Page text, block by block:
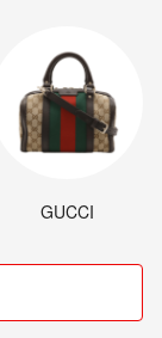
GUCCI